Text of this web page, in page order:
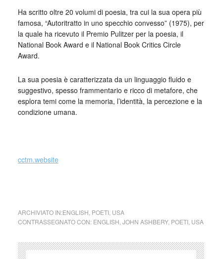
Ha scritto oltre 20 volumi di poesia, tra cui la sua opera più
famosa, “Autoritratto in uno specchio convesso” (1975), per
la quale ha ricevuto il Premio Pulitzer per la poesia, il
National Book Award e il National Book Critics Circle
Award.
La sua poesia è caratterizzata da un linguaggio fluido e
suggestivo, spesso frammentario e ricco di metafore, che
esplora temi come la memoria, l’identità, la percezione e la
condizione umana.
cctm.website
ARCHIVIATO IN:ENGLISH POETI, USA
CONTRASSEGNATO CON: ENGLISH JOHN ASHBERY, POETI, USA